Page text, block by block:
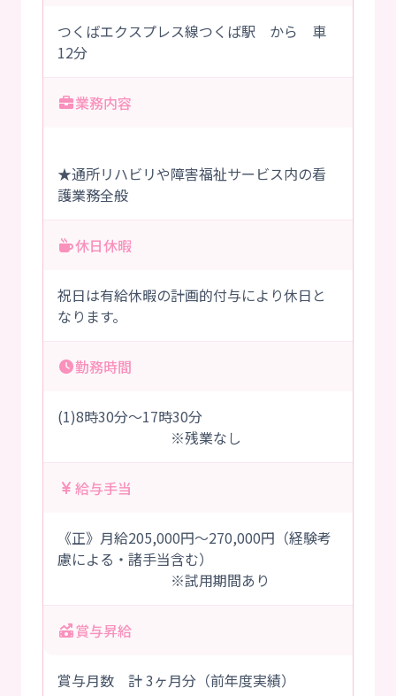
つくばエクスプレス線つくば駅 から 車
12分
業務内容
★通所リハビリや障害福祉サービス内の看
護業務全般
休日休暇
祝日は有給休暇の計画的付与により休日と
なります。
勤務時間
(1)8時30分～17時30分
※残業なし
給与手当
《正》月給205,000円～270,000円（経験考
慮による・諸手当含む）
※試用期間あり
賞与昇給
賞与月数 計 3ヶ月分（前年度実績）